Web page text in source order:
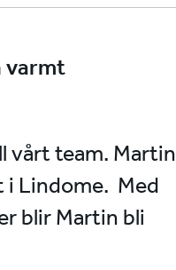
varmt
vårt team. Martin
Lindome. Med
blir Martin bli